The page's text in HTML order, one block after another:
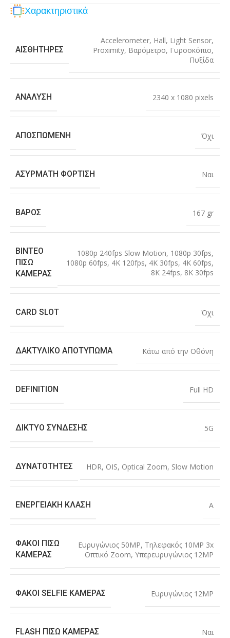
Χαρακτηριστικά
ΑΙΣΘΗΤΉΡΕΣ
Accelerometer, Hall, Light Sensor,
Proximity, Βαρόμετρο, Γυροσκόπιο,
Πυξίδα
ΑΝΆΛΥΣΗ 2340 x 1080 pixels
ΑΠΟΣΠΏΜΕΝΗ Όχι
ΑΣΎΡΜΑΤΗ ΦΌΡΤΙΣΗ Ναι
ΒΆΡΟΣ 167 gr
ΒΊΝΤΕΟ
ΠΊΣΩ
ΚΆΜΕΡΑΣ
1080p 240fps Slow Motion, 1080p 30fps,
1080p 60fps, 4K 120fps, 4K 30fps, 4K 60fps,
8K 24fps, 8K 30fps
CARD SLOT Όχι
ΔΑΚΤΥΛΙΚΌ ΑΠΟΤΎΠΩΜΑ Κάτω από την Οθόνη
DEFINITION Full HD
ΔΊΚΤΥΟ ΣΎΝΔΕΣΗΣ 5G
ΔΥΝΑΤΌΤΗΤΕΣ HDR, OIS, Optical Zoom, Slow Motion
ΕΝΕΡΓΕΙΑΚΉ ΚΛΆΣΗ A
ΦΑΚΟΊ ΠΊΣΩ
ΚΆΜΕΡΑΣ
Ευρυγώνιος 50MP, Τηλεφακός 10MP 3x
Οπτικό Zoom, Υπερευρυγώνιος 12MP
ΦΑΚΟΊ SELFIE ΚΆΜΕΡΑΣ Ευρυγώνιος 12MP
FLASH ΠΊΣΩ ΚΆΜΕΡΑΣ Ναι